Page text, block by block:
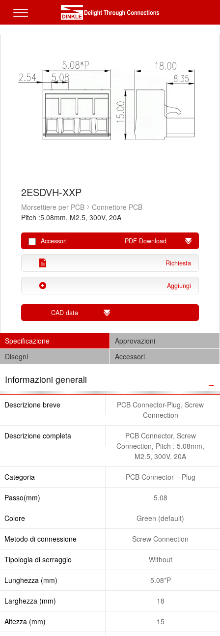
2ESDVH-XXP
Morsettiere per PCB
Connettore PCB
Pitch :5.08mm, M2.5, 300V, 20A
Accessori PDF Download
Richiesta
Aggiungi
CAD data
Specificazione
Approvazioni
Disegni
Accessori
Informazioni generali
Descrizione breve
PCB Connector-Plug, Screw
Connection
Descrizione completa
PCB Connector, Screw
Connection, Pitch : 5.08mm,
M2.5, 300V, 20A
Categoria PCB Connector – Plug
Passo(mm) 5.08
Colore Green (default)
Metodo di connessione Screw Connection
Tipologia di serraggio Without
Lunghezza (mm) 5.08*P
Larghezza (mm) 18
Altezza (mm) 15